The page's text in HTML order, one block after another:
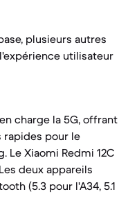
plusieurs autres
utilisateur
charge la 5G, offrant
rapides pour le
Xiaomi Redmi 12C
deux appareils
(5.3 pour l'A34, 5.1